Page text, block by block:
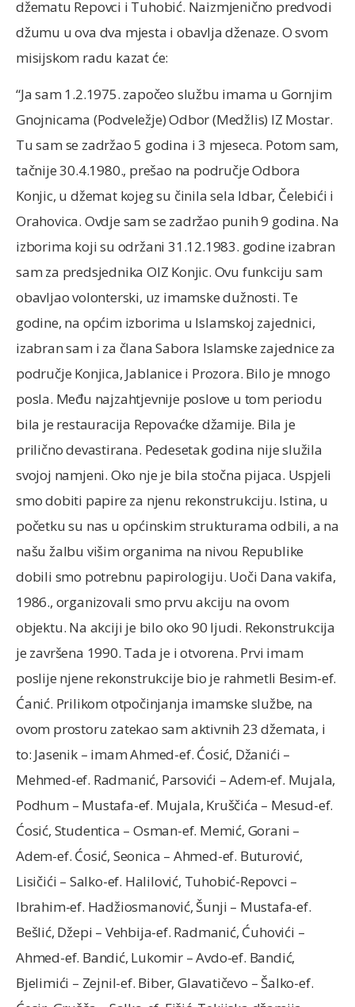
džematu Repovci i Tuhobić. Naizmjenično predvodi
džumu u ova dva mjesta i obavlja dženaze. O svom
misijskom radu kazat će:
“Ja sam 1.2.1975. započeo službu imama u Gornjim
Gnojnicama (Podveležje) Odbor (Medžlis) IZ Mostar.
Tu sam se zadržao 5 godina i 3 mjeseca. Potom sam,
tačnije 30.4.1980., prešao na područje Odbora
Konjic, u džemat kojeg su činila sela Idbar, Čelebići i
Orahovica. Ovdje sam se zadržao punih 9 godina. Na
izborima koji su održani 31.12.1983. godine izabran
sam za predsjednika OIZ Konjic. Ovu funkciju sam
obavljao volonterski, uz imamske dužnosti. Te
godine, na općim izborima u Islamskoj zajednici,
izabran sam i za člana Sabora Islamske zajednice za
područje Konjica, Jablanice i Prozora. Bilo je mnogo
posla. Među najzahtjevnije poslove u tom periodu
bila je restauracija Repovaćke džamije. Bila je
prilično devastirana. Pedesetak godina nije služila
svojoj namjeni. Oko nje je bila stočna pijaca. Uspjeli
smo dobiti papire za njenu rekonstrukciju. Istina, u
početku su nas u općinskim strukturama odbili, a na
našu žalbu višim organima na nivou Republike
dobili smo potrebnu papirologiju. Uoči Dana vakifa,
1986., organizovali smo prvu akciju na ovom
objektu. Na akciji je bilo oko 90 ljudi. Rekonstrukcija
je završena 1990. Tada je i otvorena. Prvi imam
poslije njene rekonstrukcije bio je rahmetli Besim-ef.
Ćanić. Prilikom otpočinjanja imamske službe, na
ovom prostoru zatekao sam aktivnih 23 džemata, i
to: Jasenik – imam Ahmed-ef. Ćosić, Džanići –
Mehmed-ef. Radmanić, Parsovići – Adem-ef. Mujala,
Podhum – Mustafa-ef. Mujala, Kruščića – Mesud-ef.
Ćosić, Studentica – Osman-ef. Memić, Gorani –
Adem-ef. Ćosić, Seonica – Ahmed-ef. Buturović,
Lisičići – Salko-ef. Halilović, Tuhobić-Repovci –
Ibrahim-ef. Hadžiosmanović, Šunji – Mustafa-ef.
Bešlić, Džepi – Vehbija-ef. Radmanić, Ćuhovići –
Ahmed-ef. Bandić, Lukomir – Avdo-ef. Bandić,
Bjelimići – Zejnil-ef. Biber, Glavatičevo – Šalko-ef.